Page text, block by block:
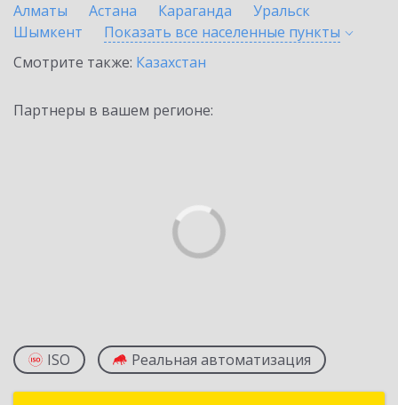
Алматы
Астана Караганда
Уральск
Шымкент
Показать все населенные пункты
Смотрите также: Казахстан
Партнеры в вашем регионе:
ISO Реальная автоматизация